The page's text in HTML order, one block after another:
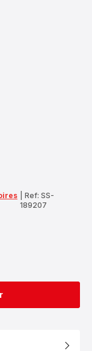
Ref: SS-
189207